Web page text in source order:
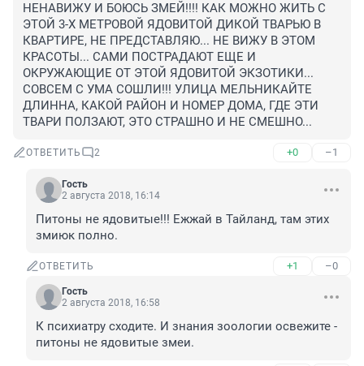
НЕНАВИЖУ И БОЮСЬ ЗМЕЙ!!!! КАК МОЖНО ЖИТЬ С
ЭТОЙ 3-Х МЕТРОВОЙ ЯДОВИТОЙ ДИКОЙ ТВАРЬЮ В
КВАРТИРЕ, НЕ ПРЕДСТАВЛЯЮ... НЕ ВИЖУ В ЭТОМ
КРАСОТЫ... САМИ ПОСТРАДАЮТ ЕЩЕ И
ОКРУЖАЮЩИЕ ОТ ЭТОЙ ЯДОВИТОЙ ЭКЗОТИКИ...
СОВСЕМ С УМА СОШЛИ!!! УЛИЦА МЕЛЬНИКАЙТЕ
ДЛИННА, КАКОЙ РАЙОН И НОМЕР ДОМА, ГДЕ ЭТИ
ТВАРИ ПОЛЗАЮТ, ЭТО СТРАШНО И НЕ СМЕШНО...
ОТВЕТИТЬ 2 +0 –1
Гость
2 августа 2018, 16:14
Питоны не ядовитые!!! Ежжай в Тайланд, там этих
змиюк полно.
ОТВЕТИТЬ +1 –0
Гость
2 августа 2018, 16:58
К психиатру сходите. И знания зоологии освежите -
питоны не ядовитые змеи.